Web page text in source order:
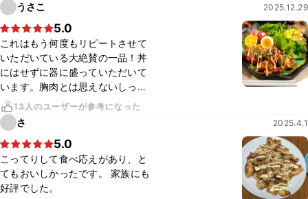
うさこ 2025.12.29
5.0
これはもう何度もリピートさせて
いただいている大絶賛の一品！丼
にはせずに器に盛っていただいて
います。胸肉とは思えないしっと
り柔らかなお肉と甘酸っぱい味付
けが最高！
13人のユーザーが参考になった
さ 2025.4.1
5.0
こってりして食べ応えがあり、と
てもおいしかったです。 家族にも
好評でした。